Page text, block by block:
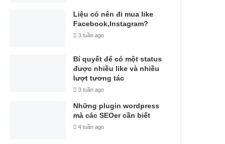
Liệu có nên đi mua like
Facebook,Instagram?
3 tuần ago
Bí quyết để có một status
được nhiều like và nhiều
lượt tương tác
3 tuần ago
Những plugin wordpress
mà các SEOer cần biết
4 tuần ago